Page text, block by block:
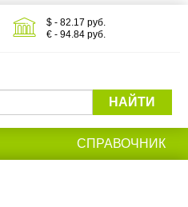
$ - 82.17 руб.
€ - 94.84 руб.
НАЙТИ
СПРАВОЧНИК